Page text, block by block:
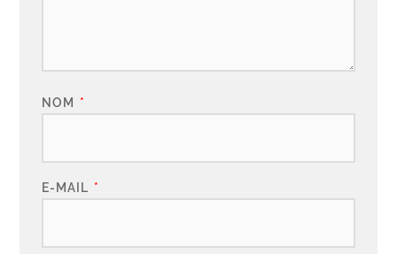
NOM *
E-MAIL *